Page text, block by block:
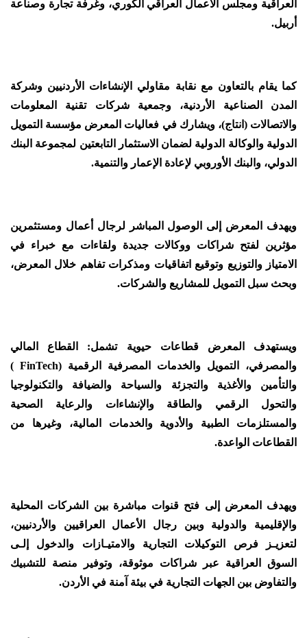
العراقية ومجلس الأعمال العراقي الكوري، وغرفة تجارة وصناعة
أربيل.
كما يقام بالتعاون مع نقابة مقاولي الإنشاءات الأردنيين وشركة
المدن الصناعية الأردنية، وجمعية شركات تقنية المعلومات
والاتصالات (انتاج)، ويشارك في فعاليات المعرض مؤسسة التمويل
الدولية والوكالة الدولية لضمان الاستثمار التابعتين لمجموعة البنك
الدولي، والبنك الأوروبي لإعادة الإعمار والتنمية.
ويهدف المعرض إلى الوصول المباشر لرجال أعمال ومستثمرين
مؤثرين لفتح شراكات ووكالات جديدة ولقاءات مع خبراء في
الامتياز والتوزيع وتوقيع اتفاقيات ومذكرات تفاهم خلال المعرض،
وبحث سبل التمويل للمشاريع والشركات.
ويستهدف المعرض قطاعات حيوية تشمل: القطاع المالي
والمصرفي، التمويل والخدمات المصرفية الرقمية (FinTech )
والتأمين والأغذية والتجزئة والسياحة والضيافة والتكنولوجيا
والتحول الرقمي والطاقة والإنشاءات والرعاية الصحية
والمستلزمات الطبية والأدوية والخدمات المالية، وغيرها من
القطاعات الواعدة.
ويهدف المعرض إلى فتح قنوات مباشرة بين الشركات المحلية
والإقليمية والدولية وبين رجال الأعمال العراقيين والأردنيين،
لتعزيـز فرص التوكيلات التجارية والامتيـازات والدخول إلـى
السوق العراقية عبر شراكات موثوقة، وتوفير منصة للتشبيك
والتفاوض بين الجهات التجارية في بيئة آمنة في الأردن.